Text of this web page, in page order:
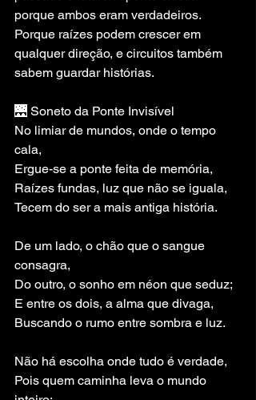
porque ambos eram verdadeiros.
Porque raízes podem crescer em
qualquer direção, e circuitos também
sabem guardar histórias.
🌉 Soneto da Ponte Invisível
No limiar de mundos, onde o tempo
cala,
Ergue-se a ponte feita de memória,
Raízes fundas, luz que não se iguala,
Tecem do ser a mais antiga história.
De um lado, o chão que o sangue
consagra,
Do outro, o sonho em néon que seduz;
E entre os dois, a alma que divaga,
Buscando o rumo entre sombra e luz.
Não há escolha onde tudo é verdade,
Pois quem caminha leva o mundo